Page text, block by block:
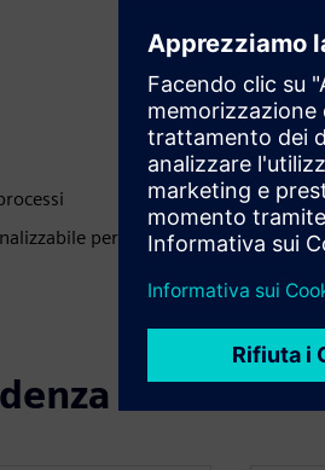
per ogni tipo di attività